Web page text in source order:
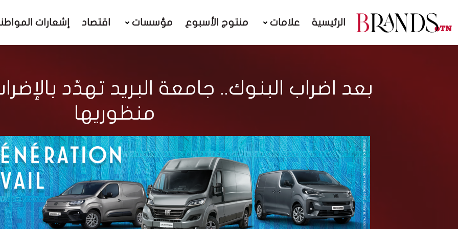
الرئيسية علامات منتوج الأسبوع مؤسسات اقتصاد إشعارات
بعد اضراب البنوك.. جامعة البريد تهدّد
منظوريها